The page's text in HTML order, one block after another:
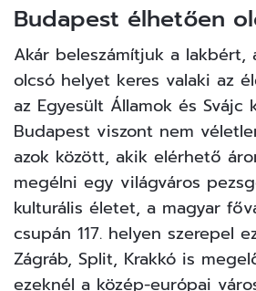
Budapest élhetően
Akár beleszámítjuk a lakbért,
olcsó helyet keres valaki az
az Egyesült Államok és Svájc
Budapest viszont nem
azok között, akik elérhető
megélni egy világváros
kulturális életet, a magyar
csupán 117. helyen szerepel
Zágráb, Split, Krakkó is
ezeknél a közép-európai